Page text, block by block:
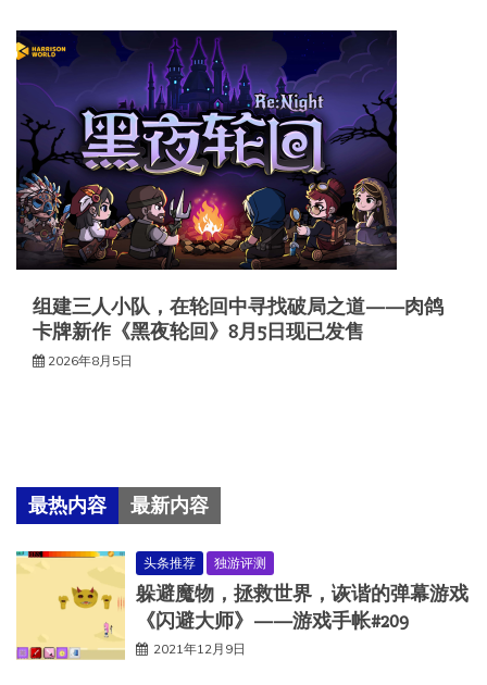
组建三人小队，在轮回中寻找破局之道——肉鸽
卡牌新作《黑夜轮回》8月5日现已发售
2026年8月5日
最热内容 最新内容
头条推荐 独游评测
躲避魔物，拯救世界，诙谐的弹幕游戏
《闪避大师》——游戏手帐#209
2021年12月9日